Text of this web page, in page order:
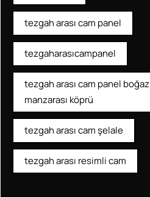
tezgah arası cam panel
tezgaharasıcampanel
tezgah arası cam panel boğaz
manzarası köprü
tezgah arası cam şelale
tezgah arası resimli cam